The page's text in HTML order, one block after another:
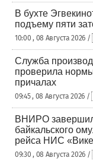
В бухте
подъему пяти
10:00 , 08 Августа 2026 /
Служба
проверила
причалах
09:45 , 08 Августа 2026 /
ВНИРО
байкальского
рейса НИС
09:30 , 08 Августа 2026 /